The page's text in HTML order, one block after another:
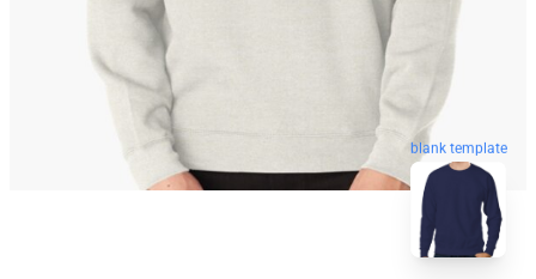
blank template